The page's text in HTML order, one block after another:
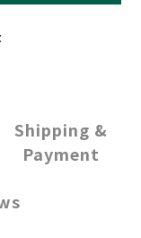
Shipping &
Payment